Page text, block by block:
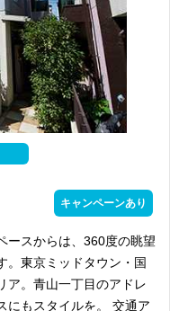
キャンペーンあり
ースからは、360度の眺望
。東京ミッドタウン・国
ア。青山一丁目のアドレ
にもスタイルを。 交通ア